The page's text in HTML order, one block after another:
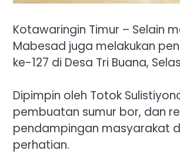
Kotawaringin Timur – Selain
Mabesad juga melakukan
ke-127 di Desa Tri Buana,
Dipimpin oleh Totok
pembuatan sumur bor, dan
pendampingan masyarakat
perhatian.